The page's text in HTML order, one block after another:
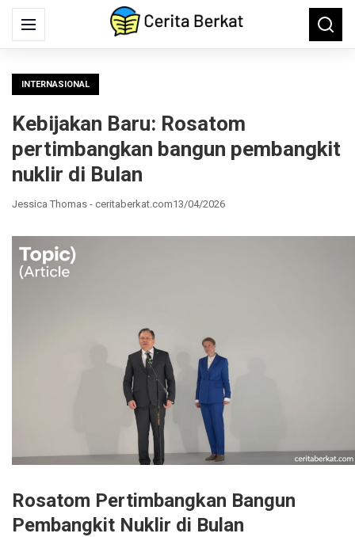
Menu
Search
for:
INTERNASIONAL
Kebijakan Baru: Rosatom
pertimbangkan bangun pembangkit
nuklir di Bulan
Jessica Thomas - ceritaberkat.com13/04/2026
Rosatom Pertimbangkan Bangun
Pembangkit Nuklir di Bulan